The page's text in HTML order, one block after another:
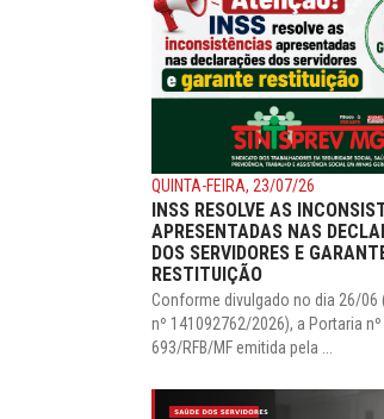
QUINTA-FEIRA, 23/07/26
INSS RESOLVE AS
APRESENTADAS NAS
DOS SERVIDORES E
RESTITUIÇÃO
Conforme divulgado no dia 26/06
nº 141092762/2026), a Portaria nº
693/RFB/MF emitida pela ...